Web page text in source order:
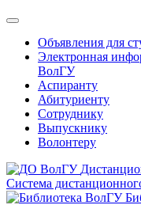
Объявления для
Электронная
ВолГУ
Аспиранту
Абитуриенту
Сотруднику
Выпускнику
Волонтеру
Система